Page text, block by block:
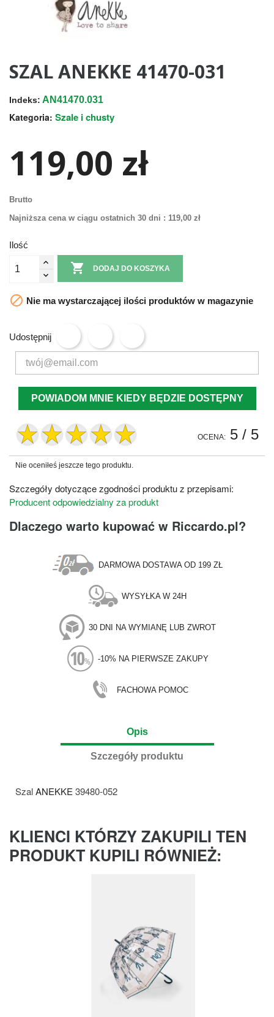
SZAL ANEKKE 41470-031
Indeks: AN41470.031
Kategoria: Szale i chusty
119,00 zł
Brutto
Najniższa cena w ciągu ostatnich 30 dni : 119,00 zł
Ilość
 DODAJ DO KOSZYKA
 Nie ma wystarczającej ilości produktów w magazynie
Udostępnij
POWIADOM MNIE KIEDY BĘDZIE DOSTĘPNY
OCENA: 5 / 5
Nie oceniłeś jeszcze tego produktu.
Szczegóły dotyczące zgodności produktu z przepisami:
Producent odpowiedzialny za produkt
Dlaczego warto kupować w Riccardo.pl?
DARMOWA DOSTAWA OD 199 ZŁ
WYSYŁKA W 24H
30 DNI NA WYMIANĘ LUB ZWROT
-10% NA PIERWSZE ZAKUPY
FACHOWA POMOC
Opis
Szczegóły produktu
SzalANEKKE 39480-052
KLIENCI KTÓRZY ZAKUPILI TEN
PRODUKT KUPILI RÓWNIEŻ: